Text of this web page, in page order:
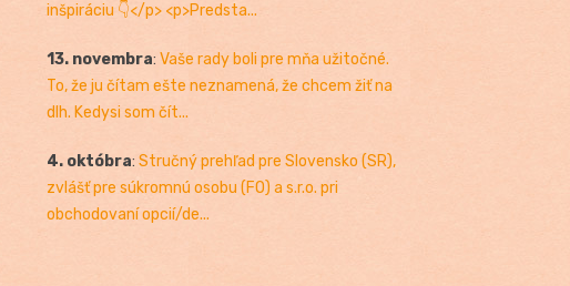
inšpiráciu 👇</p> <p>Predsta...
13. novembra: Vaše rady boli pre mňa užitočné.
To, že ju čítam ešte neznamená, že chcem žiť na
dlh. Kedysi som čít...
4. októbra: Stručný prehľad pre Slovensko (SR),
zvlášť pre súkromnú osobu (FO) a s.r.o. pri
obchodovaní opcií/de...